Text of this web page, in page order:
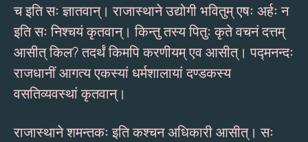
च इति सः ज्ञातवान्। राजास्थाने उद्योगी भवितुम् एषः अर्हः न
इति सः निश्चयं कृतवान्। किन्तु तस्य पितुः कृते वचनं दत्तम्
आसीत् किल? तदर्थं किमपि करणीयम् एव आसीत्। पद्मनन्दः
राजधानीं आगत्य एकस्यां धर्मशालायां दण्डकस्य
वसतिव्यवस्थां कृतवान्।
राजास्थाने शमन्तकः इति कश्चन अधिकारी आसीत्। सः